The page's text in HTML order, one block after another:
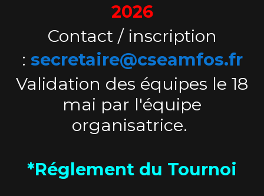
2026
Contact / inscription
: secretaire@cseamfos.fr
Validation des équipes le 18
mai par l'équipe
organisatrice.
*Réglement du Tournoi